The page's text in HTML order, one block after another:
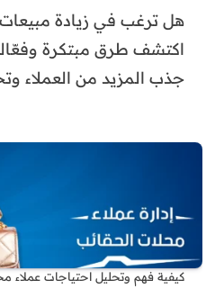
هل ترغب في زيادة مبيعات
اكتشف طرق مبتكرة
جذب المزيد من العملاء
كيفية فهم وتحليل احتياجات عملاء